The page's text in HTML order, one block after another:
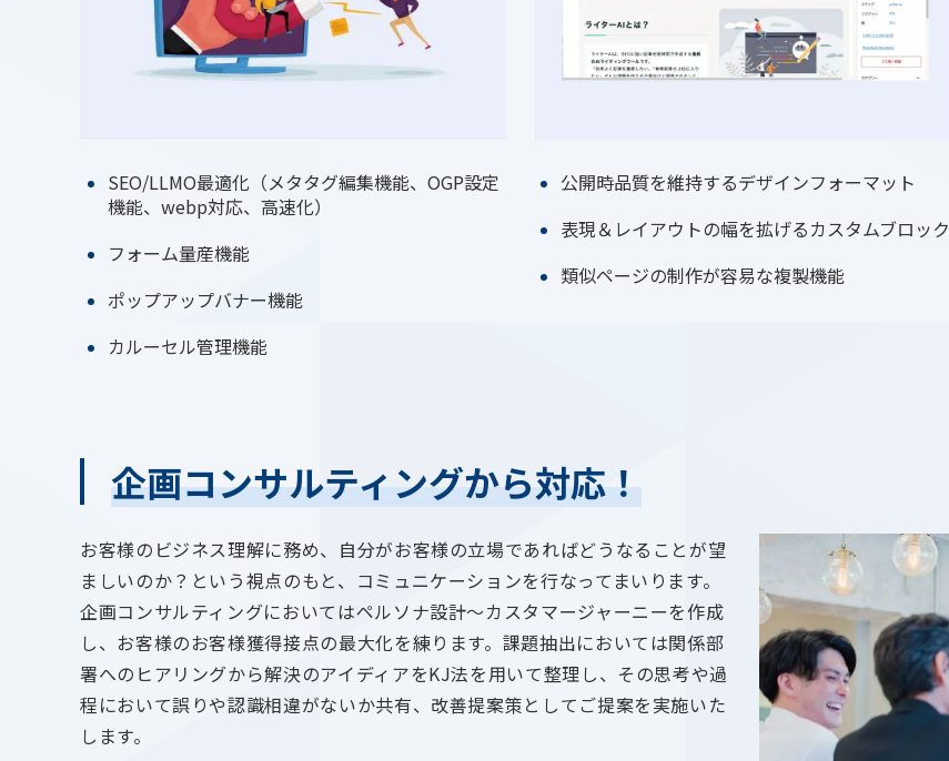
SEO/LLMO最適化（メタタグ編集機能、OGP設定
機能、webp対応、高速化）
フォーム量産機能
ポップアップバナー機能
カルーセル管理機能
公開時品質を維持するデザインフォーマット
表現＆レイアウトの幅を拡げるカスタムブロック
類似ページの制作が容易な複製機能
企画コンサルティングから対応！
お客様のビジネス理解に務め、自分がお客様の立場であればどうなることが望
ましいのか？という視点のもと、コミュニケーションを行なってまいります。
企画コンサルティングにおいてはペルソナ設計〜カスタマージャーニーを作成
し、お客様のお客様獲得接点の最大化を練ります。課題抽出においては関係部
署へのヒアリングから解決のアイディアをKJ法を用いて整理し、その思考や過
程において誤りや認識相違がないか共有、改善提案策としてご提案を実施いた
します。